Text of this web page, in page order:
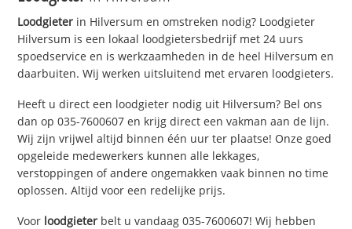
Loodgieter in Hilversum en omstreken nodig? Loodgieter
Hilversum is een lokaal loodgietersbedrijf met 24 uurs
spoedservice en is werkzaamheden in de heel Hilversum en
daarbuiten. Wij werken uitsluitend met ervaren loodgieters.
Heeft u direct een loodgieter nodig uit Hilversum? Bel ons
dan op 035-7600607 en krijg direct een vakman aan de lijn.
Wij zijn vrijwel altijd binnen één uur ter plaatse! Onze goed
opgeleide medewerkers kunnen alle lekkages,
verstoppingen of andere ongemakken vaak binnen no time
oplossen. Altijd voor een redelijke prijs.
Voor loodgieter belt u vandaag 035-7600607! Wij hebben